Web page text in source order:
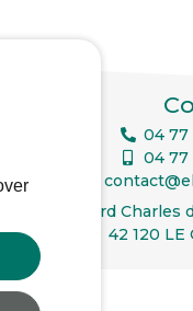
04 77
04 77
23 Boulevard Charles
42 120 LE